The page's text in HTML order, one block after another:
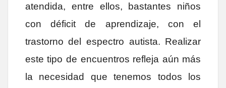
atendida, entre ellos, bastantes niños
con déficit de aprendizaje, con el
trastorno del espectro autista. Realizar
este tipo de encuentros refleja aún más
la necesidad que tenemos todos los